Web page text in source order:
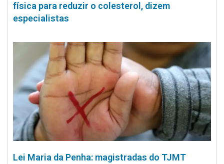
física para reduzir o colesterol, dizem
especialistas
Lei Maria da Penha: magistradas do TJMT